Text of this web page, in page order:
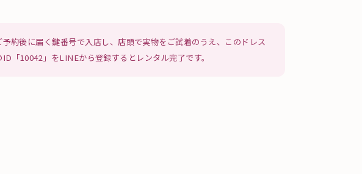
予約後に届く鍵番号で入店し、店頭で実物をご試着のうえ、このドレス
ID「10042」をLINEから登録するとレンタル完了です。